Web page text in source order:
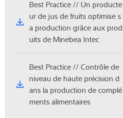
Best Practice // Un producte
ur de jus de fruits optimise s
a production grâce aux prod
uits de Minebea Intec
Best Practice // Contrôle de
niveau de haute précision d
ans la production de complé
ments alimentaires